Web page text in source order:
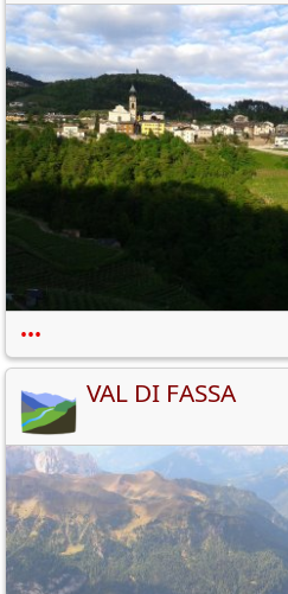
•••
VAL DI FASSA